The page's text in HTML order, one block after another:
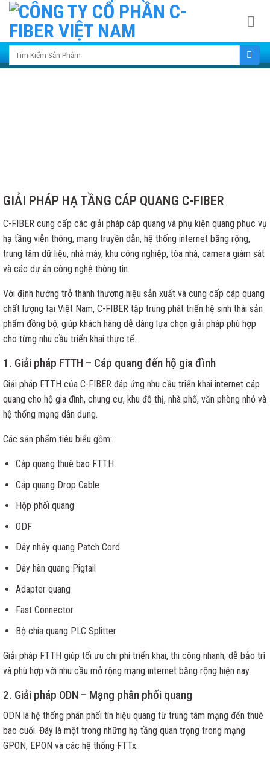
Skip
content
Search for:
GIẢI PHÁP HẠ TẦNG CÁP QUANG C-FIBER
C-FIBER cung cấp các giải pháp cáp quang và phụ kiện quang phục vụ
hạ tầng viễn thông, mạng truyền dẫn, hệ thống internet băng rộng,
trung tâm dữ liệu, nhà máy, khu công nghiệp, tòa nhà, camera giám sát
và các dự án công nghệ thông tin.
Với định hướng trở thành thương hiệu sản xuất và cung cấp cáp quang
chất lượng tại Việt Nam, C-FIBER tập trung phát triển hệ sinh thái sản
phẩm đồng bộ, giúp khách hàng dễ dàng lựa chọn giải pháp phù hợp
cho từng nhu cầu triển khai thực tế.
1. Giải pháp FTTH – Cáp quang đến hộ gia đình
Giải pháp FTTH của C-FIBER đáp ứng nhu cầu triển khai internet cáp
quang cho hộ gia đình, chung cư, khu đô thị, nhà phố, văn phòng nhỏ và
hệ thống mạng dân dụng.
Các sản phẩm tiêu biểu gồm:
Cáp quang thuê bao FTTH
Cáp quang Drop Cable
Hộp phối quang
ODF
Dây nhảy quang Patch Cord
Dây hàn quang Pigtail
Adapter quang
Fast Connector
Bộ chia quang PLC Splitter
Giải pháp FTTH giúp tối ưu chi phí triển khai, thi công nhanh, dễ bảo trì
và phù hợp với nhu cầu mở rộng mạng internet băng rộng hiện nay.
2. Giải pháp ODN – Mạng phân phối quang
ODN là hệ thống phân phối tín hiệu quang từ trung tâm mạng đến thuê
bao cuối. Đây là một trong những hạ tầng quan trọng trong mạng
GPON, EPON và các hệ thống FTTx.